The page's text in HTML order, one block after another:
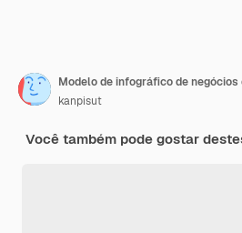
Modelo de infográfico de
kanpisut
Você também pode gostar